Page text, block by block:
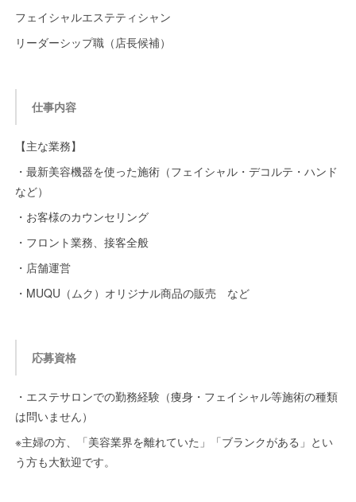
フェイシャルエステティシャン
リーダーシップ職（店長候補）
仕事内容
【主な業務】
・最新美容機器を使った施術（フェイシャル・デコルテ・ハンド
など）
・お客様のカウンセリング
・フロント業務、接客全般
・店舗運営
・MUQU（ムク）オリジナル商品の販売 など
応募資格
・エステサロンでの勤務経験（痩身・フェイシャル等施術の種類
は問いません）
※主婦の方、「美容業界を離れていた」「ブランクがある」とい
う方も大歓迎です。